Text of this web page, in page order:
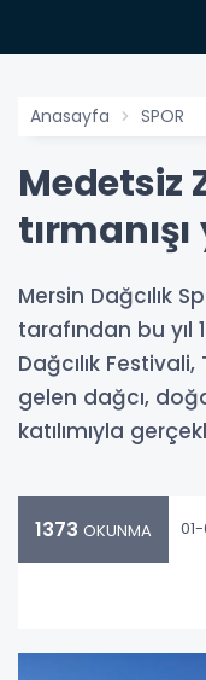
Anasayfa SPOR
Medetsiz
tırmanışı
Mersin Dağcılık
tarafından bu yıl
Dağcılık
gelen dağcı,
katılımıyla
1373 OKUNMA